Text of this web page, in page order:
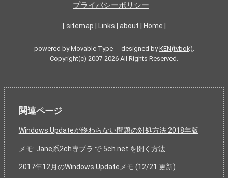
プライバシーポリシー
sitemap Links about Home
powered by Movable Type designed byKEN(tvbok).
Copyright(c) 2007-2026 All Rights Reserved.
関連ページ
Windows Updateが終わらない問題の対処方法 2018年版
メモ: Jane系2ch専ブラ で 5ch.net を開く方法
2017年12月のWindows Updateメモ (12/21 更新)